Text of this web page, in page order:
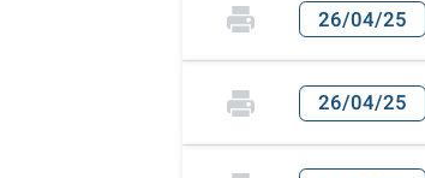
26/04/25
26/04/25